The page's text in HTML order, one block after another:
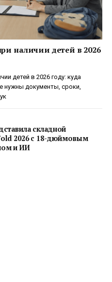
наличии детей в 2026
детей в 2026 году: куда
нужны документы, сроки,
складной
2026 с 18-дюймовым
и ИИ